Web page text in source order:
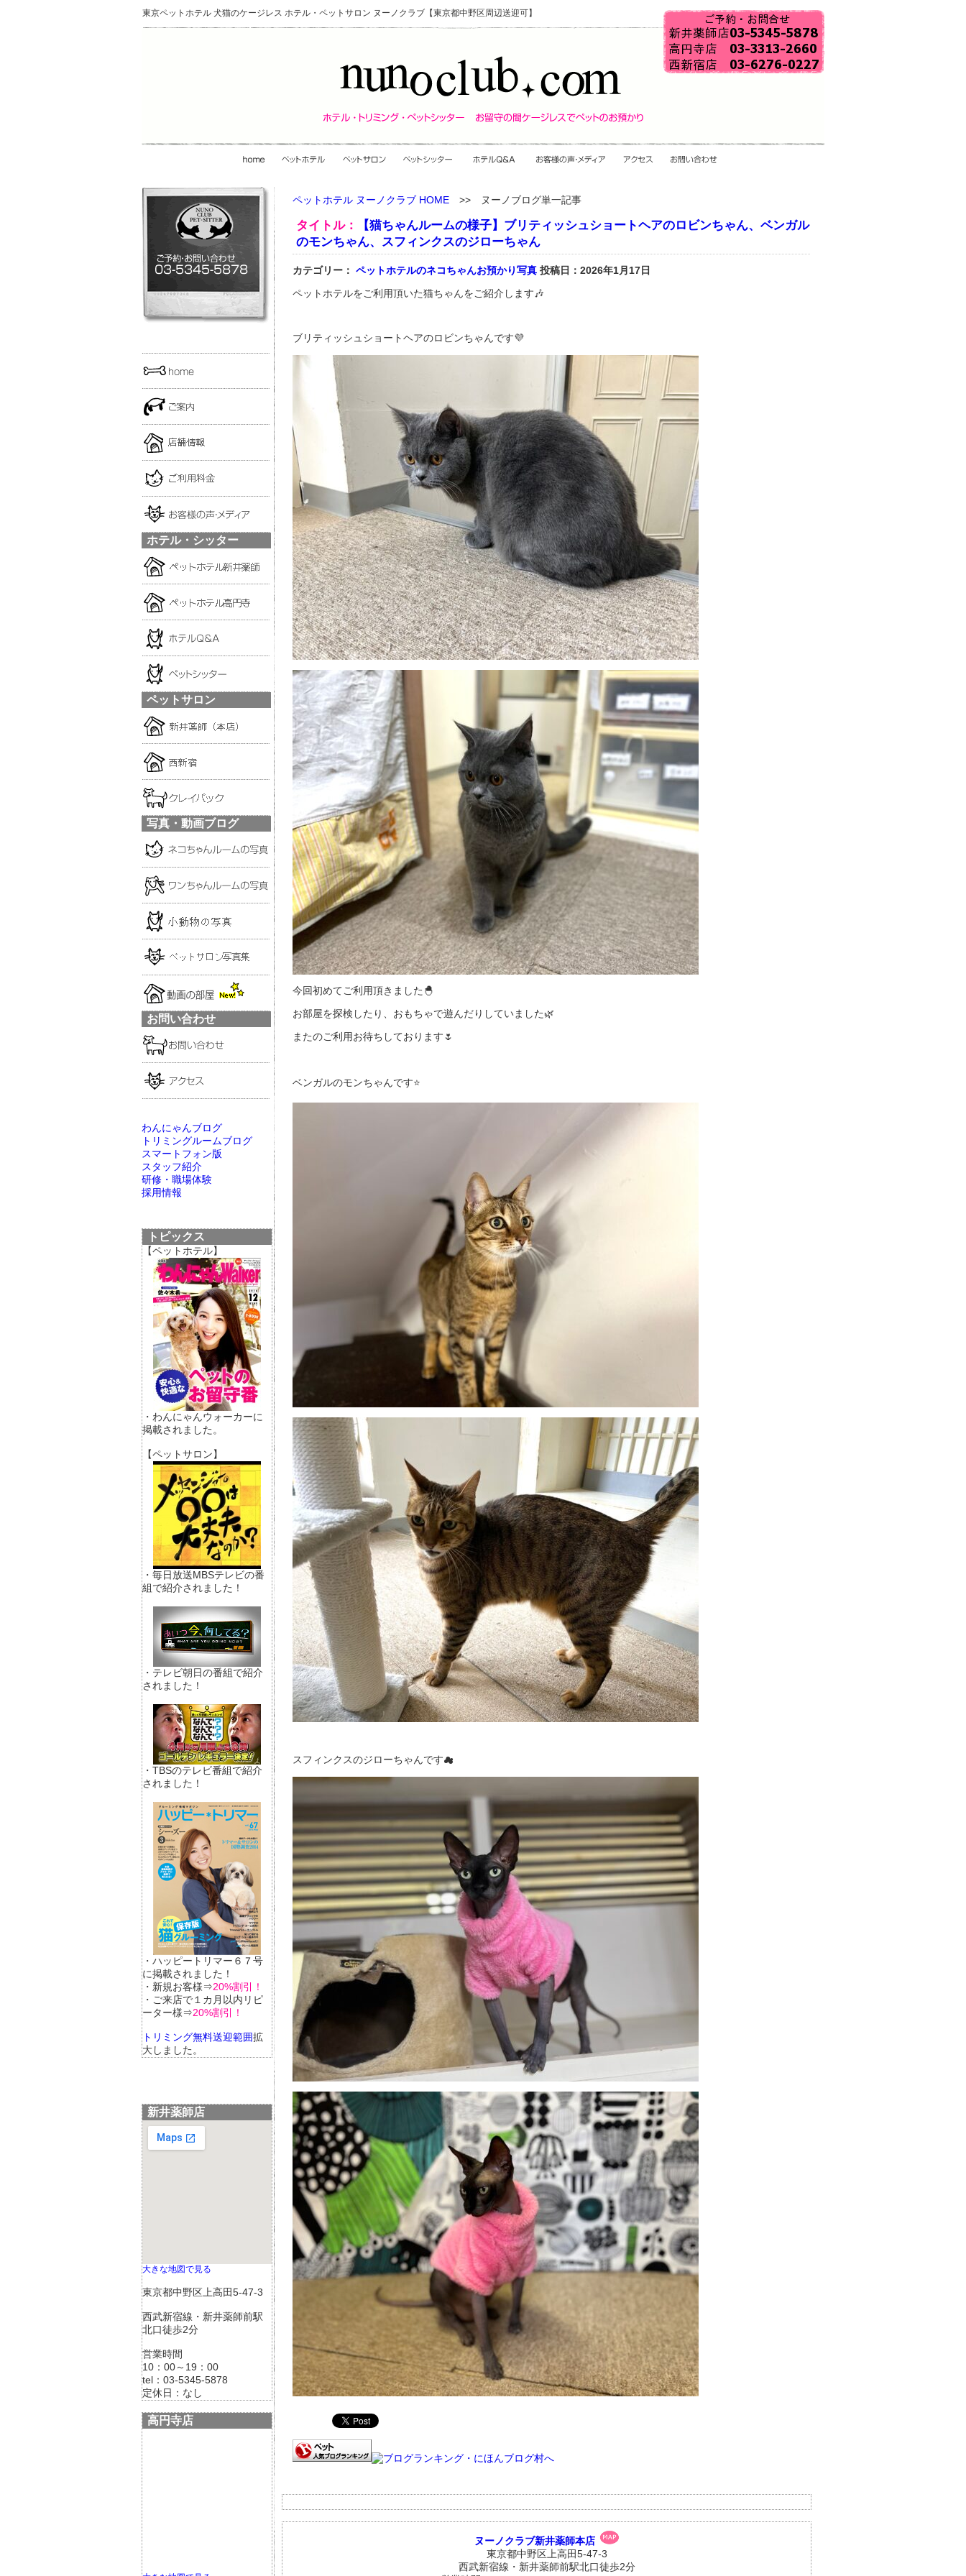
東京ペットホテル 犬猫のケージレス ホテル・ペットサロン ヌーノクラブ【東京都中野区周辺送迎可】
ホテル・シッター
ペットサロン
写真・動画ブログ
お問い合わせ
わんにゃんブログ
トリミングルームブログ
スマートフォン版
スタッフ紹介
研修・職場体験
採用情報
トピックス
【ペットホテル】
・わんにゃんウォーカーに
掲載されました。
【ペットサロン】
・毎日放送MBSテレビの番
組で紹介されました！
・テレビ朝日の番組で紹介
されました！
・TBSのテレビ番組で紹介
されました！
・ハッピートリマー６７号
に掲載されました！
・新規お客様⇒20%割引！
・ご来店で１カ月以内リピ
ーター様⇒20%割引！
トリミング無料送迎範囲拡
大しました。
新井薬師店
大きな地図で見る
東京都中野区上高田5-47-3
西武新宿線・新井薬師前駅
北口徒歩2分
営業時間
10：00～19：00
tel：03-5345-5878
定休日：なし
高円寺店
ペットホテル ヌーノクラブ HOME >> ヌーノブログ単一記事
タイトル：
【猫ちゃんルームの様子】ブリティッシュショートヘアのロビンちゃん、ベンガル
のモンちゃん、スフィンクスのジローちゃん
カテゴリー： ペットホテルのネコちゃんお預かり写真 投稿日：2026年1月17日
ペットホテルをご利用頂いた猫ちゃんをご紹介します🎶
ブリティッシュショートヘアのロビンちゃんです💜
今回初めてご利用頂きました🐣
お部屋を探検したり、おもちゃで遊んだりしていました🌿
またのご利用お待ちしております🌷
ベンガルのモンちゃんです⭐
スフィンクスのジローちゃんです☁
ヌーノクラブ新井薬師本店
東京都中野区上高田5-47-3
西武新宿線・新井薬師前駅北口徒歩2分